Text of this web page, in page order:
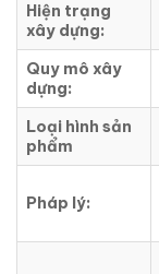
Hiện trạng
xây dựng:
Quy mô xây
dựng:
Loại hình sản
phẩm
Pháp lý: